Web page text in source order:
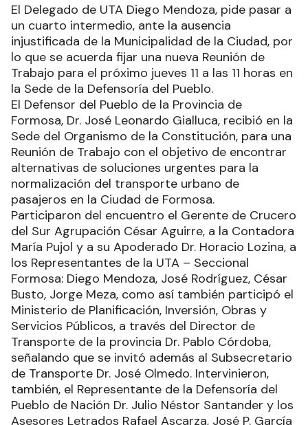
El Delegado de UTA Diego Mendoza, pide pasar a
un cuarto intermedio, ante la ausencia
injustificada de la Municipalidad de la Ciudad, por
lo que se acuerda fijar una nueva Reunión de
Trabajo para el próximo jueves 11 a las 11 horas en
la Sede de la Defensoría del Pueblo.
El Defensor del Pueblo de la Provincia de
Formosa, Dr. José Leonardo Gialluca, recibió en la
Sede del Organismo de la Constitución, para una
Reunión de Trabajo con el objetivo de encontrar
alternativas de soluciones urgentes para la
normalización del transporte urbano de
pasajeros en la Ciudad de Formosa.
Participaron del encuentro el Gerente de Crucero
del Sur Agrupación César Aguirre, a la Contadora
María Pujol y a su Apoderado Dr. Horacio Lozina, a
los Representantes de la UTA – Seccional
Formosa: Diego Mendoza, José Rodríguez, César
Busto, Jorge Meza, como así también participó el
Ministerio de Planificación, Inversión, Obras y
Servicios Públicos, a través del Director de
Transporte de la provincia Dr. Pablo Córdoba,
señalando que se invitó además al Subsecretario
de Transporte Dr. José Olmedo. Intervinieron,
también, el Representante de la Defensoría del
Pueblo de Nación Dr. Julio Néstor Santander y los
Asesores Letrados Rafael Ascarza, José P. García